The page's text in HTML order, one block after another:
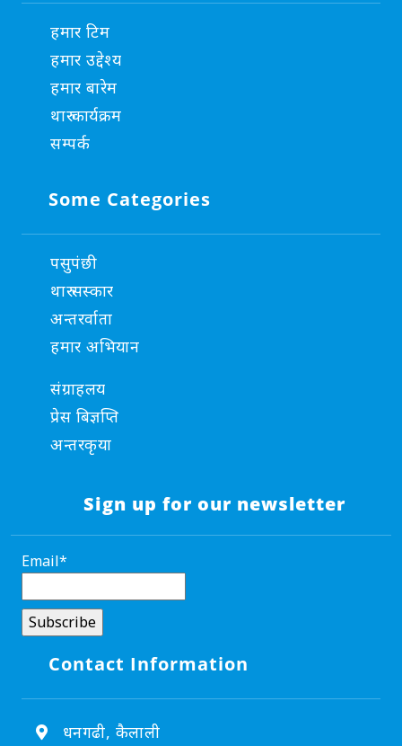
हमार टिम
हमार उद्देश्य
हमार बारेम
थारु कार्यक्रम
सम्पर्क
Some Categories
पसुपंछी
थारु सस्कार
अन्तरर्वाता
हमार अभियान
संग्राहलय
प्रेस बिज्ञप्ति
अन्तरकृया
Sign up for our newsletter
Email*
Contact Information
धनगढी, कैलाली